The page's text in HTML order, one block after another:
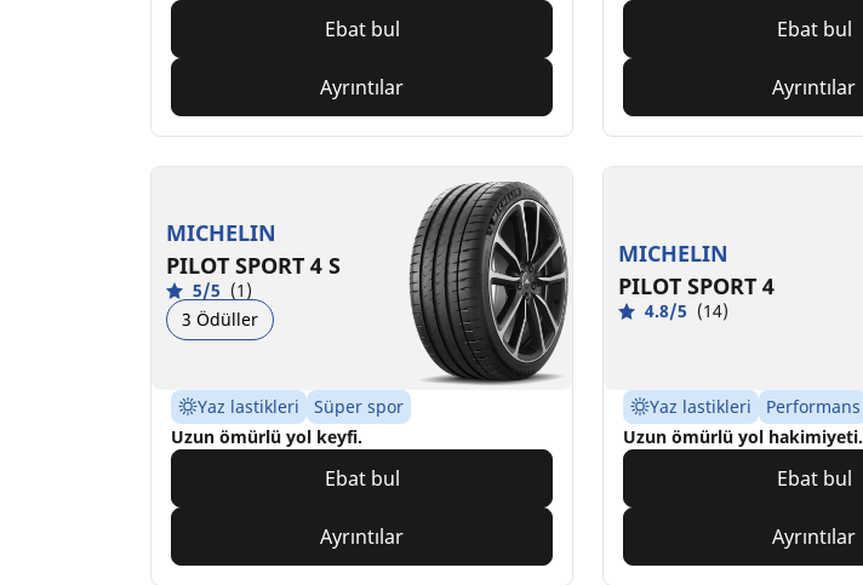
Ebat bul
Ayrıntılar
Ebat bul
Ayrıntılar
MICHELIN
PILOT SPORT 4 S
5/5 (1)
3 Ödüller
Yaz lastikleri
Süper spor
Uzun ömürlü yol keyfi.
Ebat bul
Ayrıntılar
MICHELIN
PILOT SPORT 4
4.8/5 (14)
Yaz lastikleri
Performans
Uzun ömürlü yol hakimiyeti.
Ebat bul
Ayrıntılar